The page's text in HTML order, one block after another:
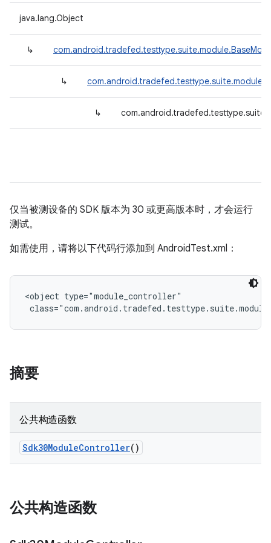
java.lang.Object
↳
↳
↳
仅当被测设备的 SDK 版本为 30 或更高版本时，才会运行
测试。
如需使用，请将以下代码行添加到 AndroidTest.xml：
<object type="module_controller"
摘要
公共构造函数
Sdk30ModuleController()
公共构造函数